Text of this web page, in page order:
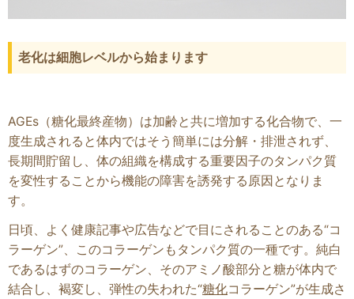
老化は細胞レベルから始まります
AGEs（糖化最終産物）は加齢と共に増加する化合物で、一
度生成されると体内ではそう簡単には分解・排泄されず、
長期間貯留し、体の組織を構成する重要因子のタンパク質
を変性することから機能の障害を誘発する原因となりま
す。
日頃、よく健康記事や広告などで目にされることのある“コ
ラーゲン”、このコラーゲンもタンパク質の一種です。純白
であるはずのコラーゲン、そのアミノ酸部分と糖が体内で
結合し、褐変し、弾性の失われた“糖化コラーゲン”が生成さ